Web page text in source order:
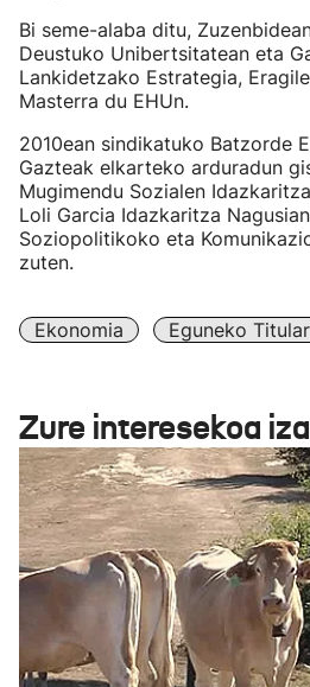
Bi seme-alaba ditu,
Deustuko Unibertsitatean eta
Lankidetzako Estrategia,
Masterra du EHUn.
2010ean sindikatuko Batzorde
Gazteak elkarteko arduradun
Mugimendu Sozialen
Loli Garcia Idazkaritza
Soziopolitikoko eta
zuten.
Ekonomia Eguneko
Zure interesekoa